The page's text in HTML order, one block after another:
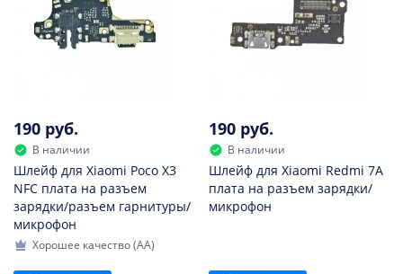
190 руб.
В наличии
Шлейф для Xiaomi Poco X3
NFC плата на разъем
зарядки/разъем гарнитуры/
микрофон
Хорошее качество (AA)
190 руб.
В наличии
Шлейф для Xiaomi Redmi 7A
плата на разъем зарядки/
микрофон